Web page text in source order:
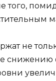
того,
не
снижению